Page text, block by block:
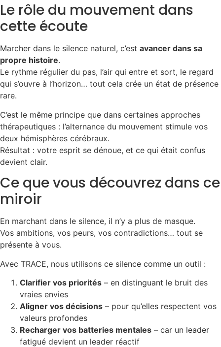
Le rôle du mouvement dans
cette écoute
Marcher dans le silence naturel, c’est avancer dans sa
propre histoire.
Le rythme régulier du pas, l’air qui entre et sort, le regard
qui s’ouvre à l’horizon… tout cela crée un état de présence
rare.
C’est le même principe que dans certaines approches
thérapeutiques : l’alternance du mouvement stimule vos
deux hémisphères cérébraux.
Résultat : votre esprit se dénoue, et ce qui était confus
devient clair.
Ce que vous découvrez dans ce
miroir
En marchant dans le silence, il n’y a plus de masque.
Vos ambitions, vos peurs, vos contradictions… tout se
présente à vous.
Avec TRACE, nous utilisons ce silence comme un outil :
Clarifier vos priorités – en distinguant le bruit des
vraies envies
Aligner vos décisions – pour qu’elles respectent vos
valeurs profondes
Recharger vos batteries mentales – car un leader
fatigué devient un leader réactif